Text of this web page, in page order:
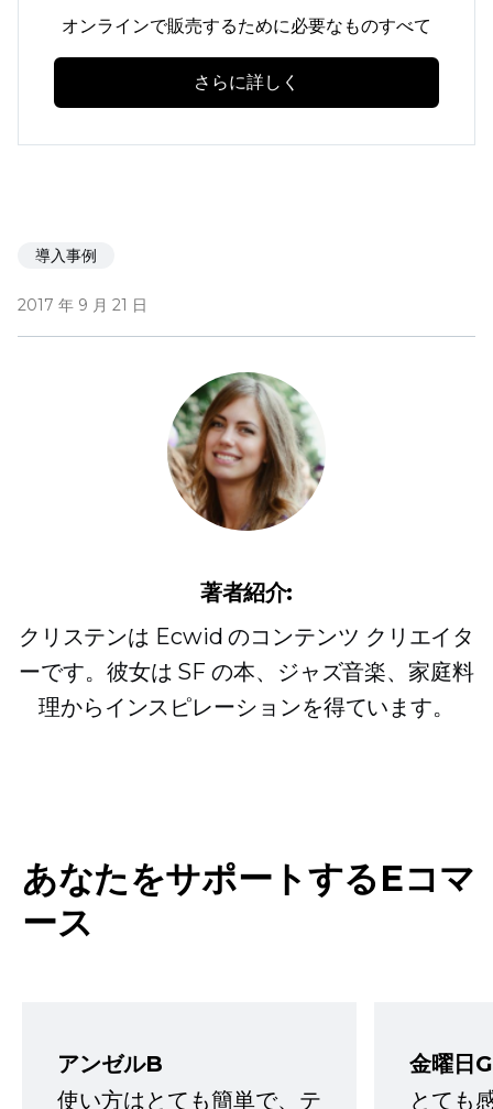
オンラインで販売するために必要なものすべて
さらに詳しく
導入事例
2017 年 9 月 21 日
著者紹介:
クリステンは Ecwid のコンテンツ クリエイタ
ーです。彼女は SF の本、ジャズ音楽、家庭料
理からインスピレーションを得ています。
あなたをサポートするEコマ
ース
アンゼルB
使い方はとても簡単で、テ
金曜日G
とても